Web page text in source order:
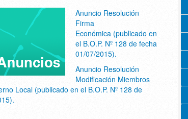
Anuncio Resolución
Firma
Económica (publicado en
el B.O.P. Nº 128 de fecha
01/07/2015).
Anuncio Resolución
Modificación Miembros
Local (publicado en el B.O.P. Nº 128 de